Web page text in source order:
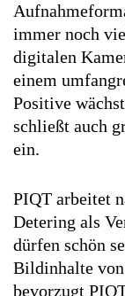
immer noch
digitalen
einem
Positive
schließt auch
ein.
PIQT arbeitet
Detering als
dürfen schön
Bildinhalte
bevorzugt